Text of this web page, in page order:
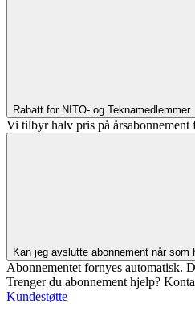
Rabatt for NITO- og Teknamedlemmer
Vi tilbyr halv pris på
Kan jeg avslutte abonnement når som
Abonnementet fornyes automatisk.
Trenger du abonnement hjelp?
Kundestøtte